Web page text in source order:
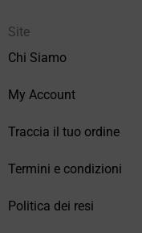
Site
Chi Siamo
My Account
Traccia il tuo ordine
Termini e condizioni
Politica dei resi